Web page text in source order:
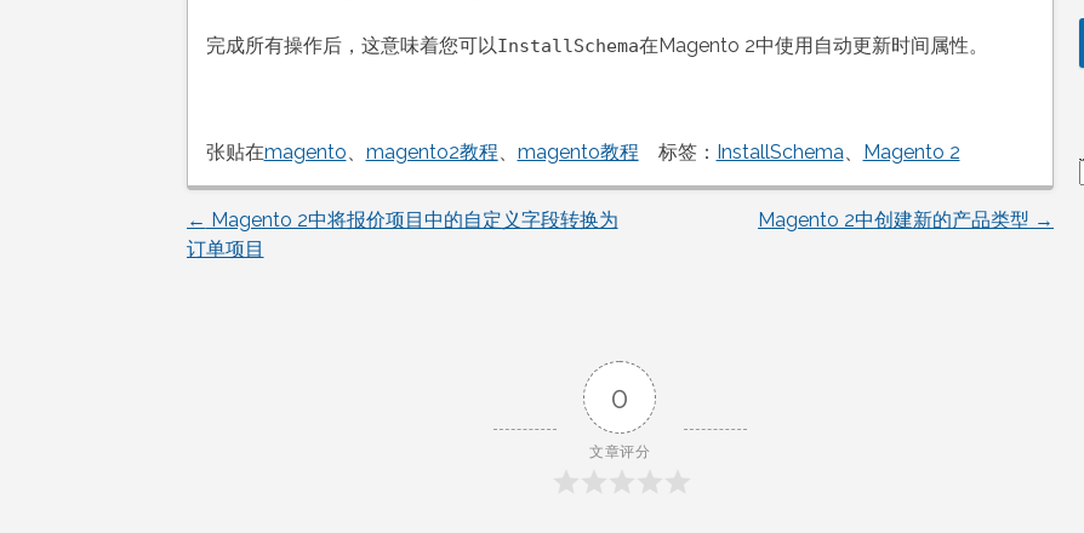
完成所有操作后，这意味着您可以InstallSchema在Magento 2中使用自动更新时间属性。
张贴在magento、 magento2教程、 magento教程 标签： InstallSchema、 Magento 2
文
← Magento 2中将报价项目中的自定义字段转换为
订单项目
Magento 2中创建新的产品类型 →
0
文章评分